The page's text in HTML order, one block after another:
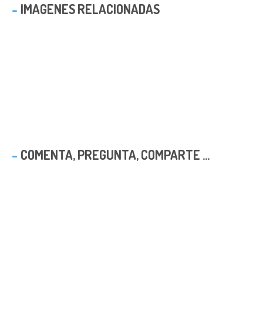
IMAGENES RELACIONADAS
COMENTA, PREGUNTA, COMPARTE ...